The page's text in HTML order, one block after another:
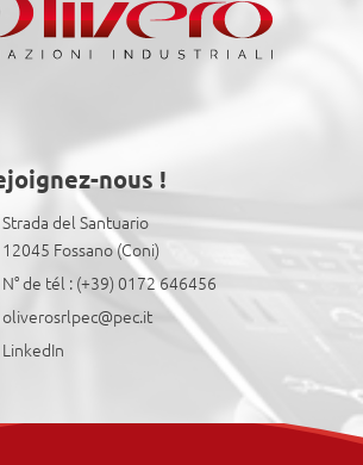
nous !
Strada del Santuario
12045 Fossano (Coni)
N° de tél :(+39) 0172 646456
oliverosrlpec@pec.it
LinkedIn